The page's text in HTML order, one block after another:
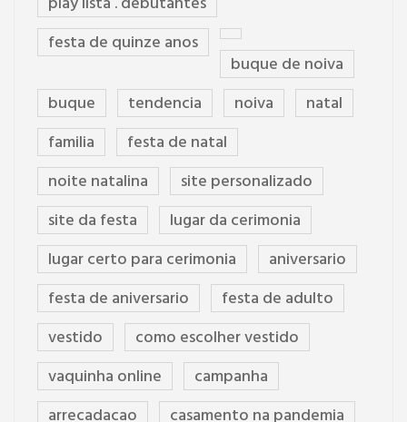
festa de quinze anos
buque de noiva
buque
tendencia noiva
natal
familia
festa de natal
noite natalina
site personalizado
site da festa
lugar da cerimonia
lugar certo para cerimonia
aniversario
festa de aniversario
festa de adulto
vestido
como escolher vestido
vaquinha online
campanha
arrecadacao
casamento na pandemia